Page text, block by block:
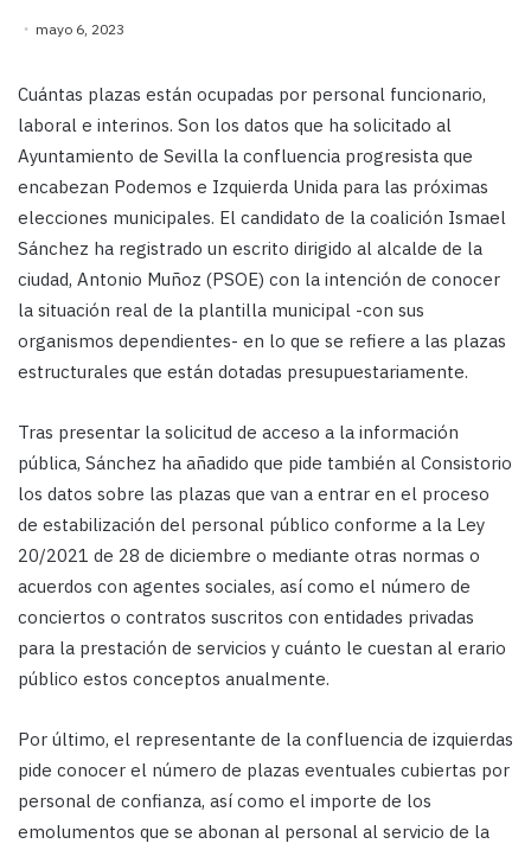
mayo 6, 2023
Cuántas plazas están ocupadas por personal funcionario,
laboral e interinos. Son los datos que ha solicitado al
Ayuntamiento de Sevilla la confluencia progresista que
encabezan Podemos e Izquierda Unida para las próximas
elecciones municipales. El candidato de la coalición Ismael
Sánchez ha registrado un escrito dirigido al alcalde de la
ciudad, Antonio Muñoz (PSOE) con la intención de conocer
la situación real de la plantilla municipal -con sus
organismos dependientes- en lo que se refiere a las plazas
estructurales que están dotadas presupuestariamente.
Tras presentar la solicitud de acceso a la información
pública, Sánchez ha añadido que pide también al Consistorio
los datos sobre las plazas que van a entrar en el proceso
de estabilización del personal público conforme a la Ley
20/2021 de 28 de diciembre o mediante otras normas o
acuerdos con agentes sociales, así como el número de
conciertos o contratos suscritos con entidades privadas
para la prestación de servicios y cuánto le cuestan al erario
público estos conceptos anualmente.
Por último, el representante de la confluencia de izquierdas
pide conocer el número de plazas eventuales cubiertas por
personal de confianza, así como el importe de los
emolumentos que se abonan al personal al servicio de la